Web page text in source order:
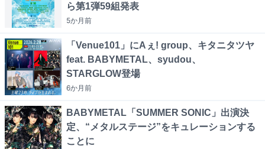
ら第1弾59組発表
5か月前
「Venue101」にAぇ! group、キタニタツヤ
feat. BABYMETAL、syudou、
STARGLOW登場
6か月前
BABYMETAL「SUMMER SONIC」出演決
定、“メタルステージ”をキュレーションする
ことに